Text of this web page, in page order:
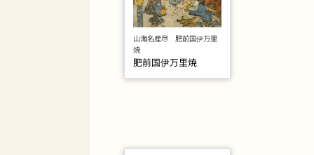
山海名産尽 肥前国伊万里
焼
肥前国伊万里焼